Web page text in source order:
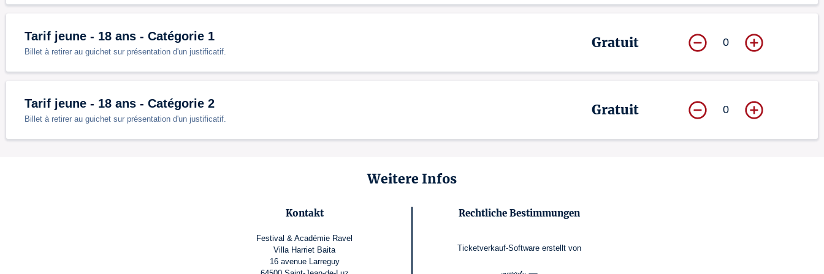
Tarif jeune - 18 ans - Catégorie 1
Billet à retirer au guichet sur présentation d'un justificatif.
Gratuit 0
Tarif jeune - 18 ans - Catégorie 2
Billet à retirer au guichet sur présentation d'un justificatif.
Gratuit 0
Weitere Infos
Kontakt
Festival & Académie Ravel
Villa Harriet Baita
16 avenue Larreguy
Rechtliche Bestimmungen
Ticketverkauf-Software erstellt von